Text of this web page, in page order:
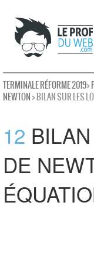
TERMINALE RÉFORME 2019>
NEWTON> BILAN SUR LES
12
DE